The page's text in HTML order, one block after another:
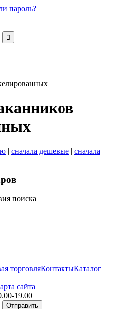
пароль?
| сначала дешевые | сначала
поиска
торговляКонтактыКаталог
сайта
19.00